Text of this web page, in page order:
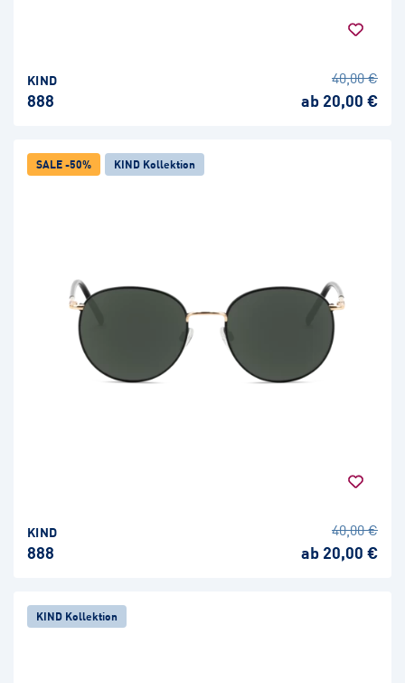
KIND
888
40,00 €
ab 20,00 €
SALE -50% KIND Kollektion
KIND
888
40,00 €
ab 20,00 €
KIND Kollektion